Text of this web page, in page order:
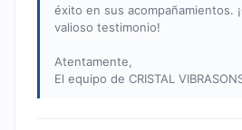
éxito en sus acompañamientos.
valioso testimonio!
Atentamente,
El equipo de CRISTAL